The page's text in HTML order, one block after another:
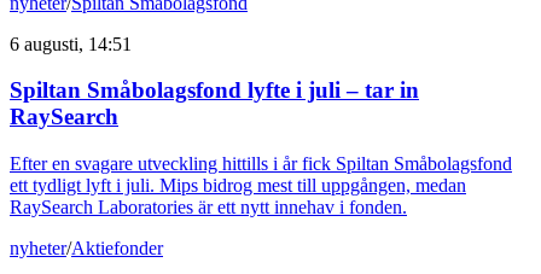
6 augusti, 14:51
Spiltan Småbolagsfond lyfte i juli – tar in
RaySearch
Efter en svagare utveckling hittills i år fick Spiltan Småbolagsfond
ett tydligt lyft i juli. Mips bidrog mest till uppgången, medan
RaySearch Laboratories är ett nytt innehav i fonden.
nyheter/Aktiefonder